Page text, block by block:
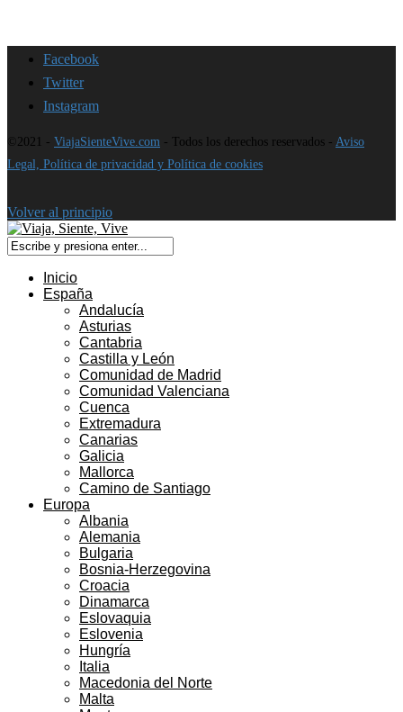
Facebook
Twitter
Instagram
©2021 - ViajaSienteVive.com - Todos los derechos reservados - Aviso
Legal, Política de privacidad y Política de cookies
Volver al principio
Inicio
España
Andalucía
Asturias
Cantabria
Castilla y León
Comunidad de Madrid
Comunidad Valenciana
Cuenca
Extremadura
Canarias
Galicia
Mallorca
Camino de Santiago
Europa
Albania
Alemania
Bulgaria
Bosnia-Herzegovina
Croacia
Dinamarca
Eslovaquia
Eslovenia
Hungría
Italia
Macedonia del Norte
Malta